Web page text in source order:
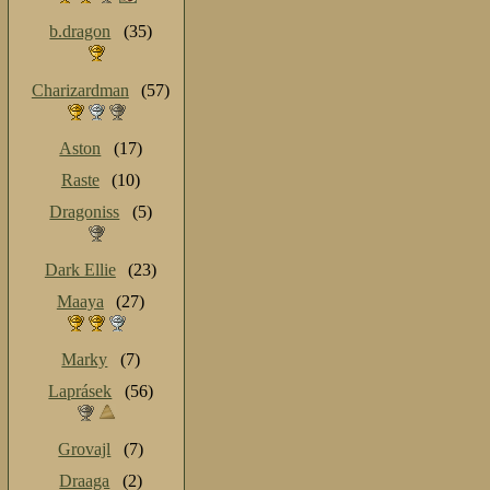
b.dragon (35)
Charizardman (57)
Aston
(17)
Raste
(10)
Dragoniss
(5)
Dark Ellie
(23)
Maaya
(27)
Marky
(7)
Laprásek
(56)
Grovajl
(7)
Draaga
(2)